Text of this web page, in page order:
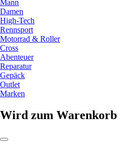
Mann
Damen
High-Tech
Rennsport
Motorrad & Roller
Cross
Abenteuer
Reparatur
Gepäck
Outlet
Marken
Wird zum Warenkorb